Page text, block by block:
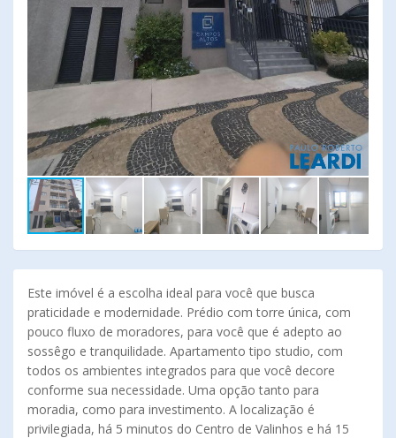
Este imóvel é a escolha ideal para você que busca
praticidade e modernidade. Prédio com torre única, com
pouco fluxo de moradores, para você que é adepto ao
sossêgo e tranquilidade. Apartamento tipo studio, com
todos os ambientes integrados para que você decore
conforme sua necessidade. Uma opção tanto para
moradia, como para investimento. A localização é
privilegiada, há 5 minutos do Centro de Valinhos e há 15